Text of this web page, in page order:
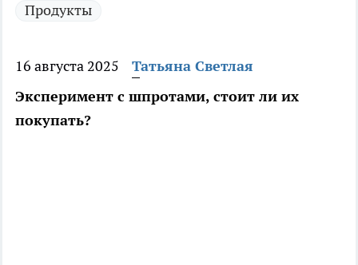
Продукты
16 августа 2025
Татьяна Светлая
Эксперимент с шпротами, стоит ли их
покупать?